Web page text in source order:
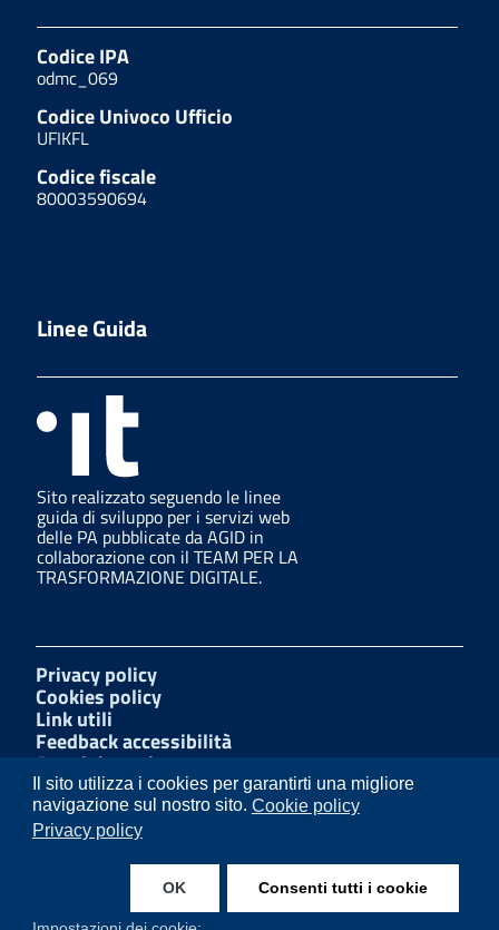
Il sito utilizza i cookies per garantirti una migliore
navigazione sul nostro sito. Cookie policy
Privacy policy
OK Consenti tutti i cookie
Codice IPA
odmc_069
Codice Univoco Ufficio
UFIKFL
Codice fiscale
80003590694
Linee Guida
Sito realizzato seguendo le linee
guida di sviluppo per i servizi web
delle PA pubblicate da AGID in
collaborazione con il TEAM PER LA
TRASFORMAZIONE DIGITALE.
Privacy policy
Cookies policy
Link utili
Feedback accessibilità
Amministrazione trasparente
W3C Css
Mappa del sito
Dichiarazione di accessibilità
Facebook